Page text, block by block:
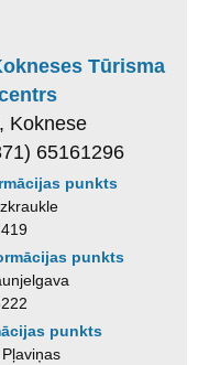
Tūrisma
Koknese
65161296
punkts
punkts
punkts